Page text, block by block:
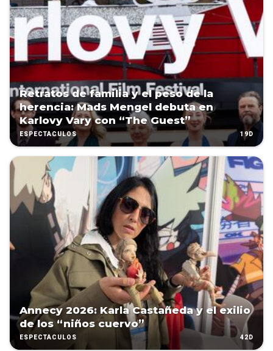
Retratos de familia y el peso de la
herencia: Mads Mengel debuta en
Karlovy Vary con “The Guest”
ESPECTÁCULOS 19D
Annecy 2026: Karla Castañeda y el exilio
de los “niños cuervo”
ESPECTÁCULOS 42D